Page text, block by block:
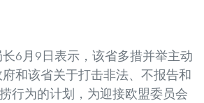
6月9日表示，该省多措并举主动
和该省关于打击非法、不报告和
行为的计划，为迎接欧盟委员会